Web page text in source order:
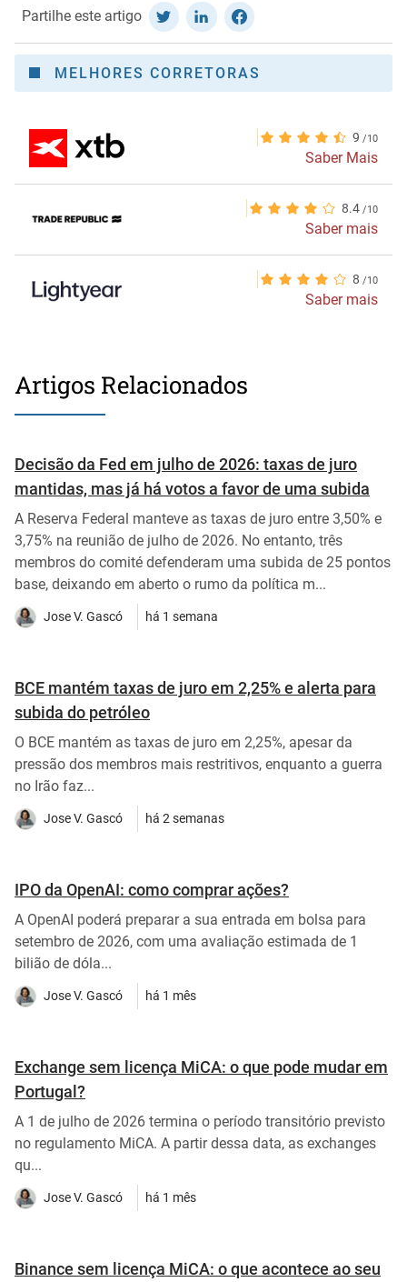
Partilhe este artigo
MELHORES CORRETORAS
9
Saber Mais
8.4
Saber mais
8
Saber mais
Artigos Relacionados
Decisão da Fed em julho de 2026: taxas de juro
mantidas, mas já há votos a favor de uma subida
A Reserva Federal manteve as taxas de juro entre 3,50% e
3,75% na reunião de julho de 2026. No entanto, três
membros do comité defenderam uma subida de 25 pontos
base, deixando em aberto o rumo da política m...
Jose V. Gascó há 1 semana
BCE mantém taxas de juro em 2,25% e alerta para
subida do petróleo
O BCE mantém as taxas de juro em 2,25%, apesar da
pressão dos membros mais restritivos, enquanto a guerra
no Irão faz...
Jose V. Gascó há 2 semanas
IPO da OpenAI: como comprar ações?
A OpenAI poderá preparar a sua entrada em bolsa para
setembro de 2026, com uma avaliação estimada de 1
bilião de dóla...
Jose V. Gascó há 1 mês
Exchange sem licença MiCA: o que pode mudar em
Portugal?
A 1 de julho de 2026 termina o período transitório previsto
no regulamento MiCA. A partir dessa data, as exchanges
qu...
Jose V. Gascó há 1 mês
Binance sem licença MiCA: o que acontece ao seu